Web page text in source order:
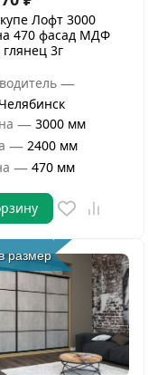
Лофт 3000
470 фасад МДФ
3г
—
— 3000 мм
— 2400 мм
— 470 мм
размер